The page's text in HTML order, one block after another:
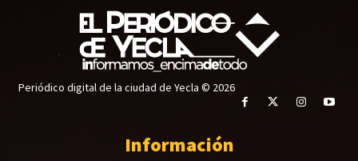
Periódico digital de la ciudad de Yecla © 2026
Información